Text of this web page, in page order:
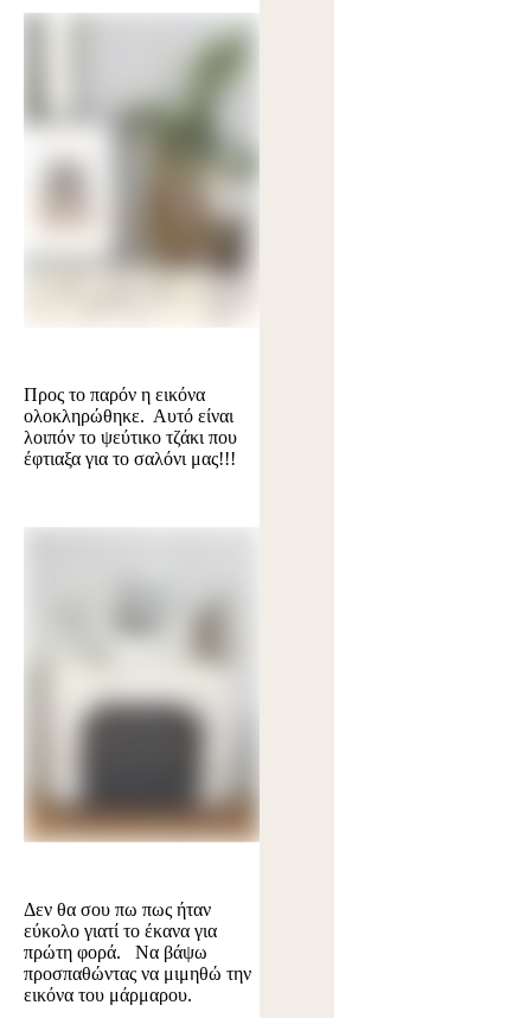
Προς το παρόν η εικόνα
ολοκληρώθηκε. Αυτό είναι
λοιπόν το ψεύτικο τζάκι που
έφτιαξα για το σαλόνι μας!!!
Δεν θα σου πω πως ήταν
εύκολο γιατί το έκανα για
πρώτη φορά. Να βάψω
προσπαθώντας να μιμηθώ την
εικόνα του μάρμαρου.